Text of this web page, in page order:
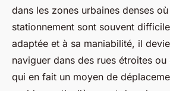
dans les zones urbaines denses
stationnement sont souvent
adaptée et à sa maniabilité, il
naviguer dans des rues étroites
qui en fait un moyen de